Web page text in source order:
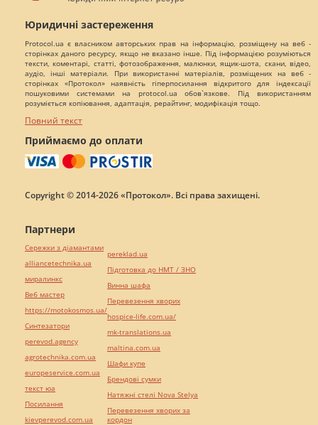
Юридичні застереження
Protocol.ua є власником авторських прав на інформацію, розміщену на веб -
сторінках даного ресурсу, якщо не вказано інше. Під інформацією розуміються
тексти, коментарі, статті, фотозображення, малюнки, ящик-шота, скани, відео,
аудіо, інші матеріали. При використанні матеріалів, розміщених на веб -
сторінках «Протокол» наявність гіперпосилання відкритого для індексації
пошуковими системами на protocol.ua обов`язкове. Під використанням
розуміється копіювання, адаптація, рерайтинг, модифікація тощо.
Повний текст
Приймаємо до оплати
Copyright © 2014-2026 «Протокол». Всі права захищені.
Партнери
Сережки з діамантами
alliancetechnika.ua
миралинкс
Веб мастер
https://motokosmos.ua/
Синтезатори
perevod.agency
agrotechnika.com.ua
europeservice.com.ua
текст юа
Посилання
kievperevod.com.ua
pereklad.ua
Підготовка до НМТ / ЗНО
Винна шафа
Перевезення хворих
hospice-life.com.ua/
mk-translations.ua
maltina.com.ua
Шафи купе
Брендові сумки
Натяжні стелі Nova Stelya
Перевезення хворих за
кордон